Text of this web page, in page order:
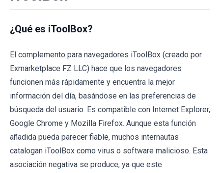
¿Qué es iToolBox?
El complemento para navegadores iToolBox (creado por
Exmarketplace FZ LLC) hace que los navegadores
funcionen más rápidamente y encuentra la mejor
información del día, basándose en las preferencias de
búsqueda del usuario. Es compatible con Internet Explorer,
Google Chrome y Mozilla Firefox. Aunque esta función
añadida pueda parecer fiable, muchos internautas
catalogan iToolBox como virus o software malicioso. Esta
asociación negativa se produce, ya que este